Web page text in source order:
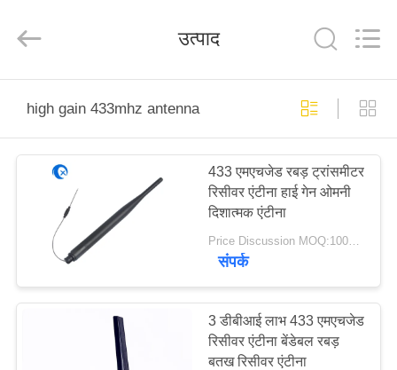
उत्पादों
Reserved.
उत्पाद
high gain 433mhz antenna
433 एमएचजेड रबड़ ट्रांसमीटर
रिसीवर एंटीना हाई गेन ओमनी
दिशात्मक एंटीना
Price Discussion MOQ:100PCS
संपर्क
3 डीबीआई लाभ 433 एमएचजेड
रिसीवर एंटीना बेंडेबल रबड़
बतख रिसीवर एंटीना